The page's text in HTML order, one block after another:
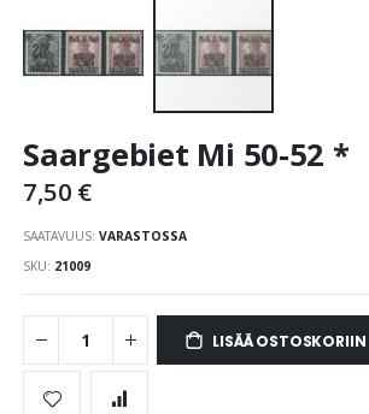
to
beginning
images
gallery
Saargebiet Mi 50-52 *
7,50 €
SAATAVUUS: VARASTOSSA
SKU 21009
LISÄÄ OSTOSKORIIN